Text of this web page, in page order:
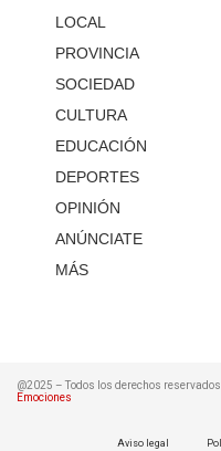
LOCAL
PROVINCIA
SOCIEDAD
CULTURA
EDUCACIÓN
DEPORTES
OPINIÓN
ANÚNCIATE
MÁS
@2025 – Todos los derechos
Emociones
Aviso legal